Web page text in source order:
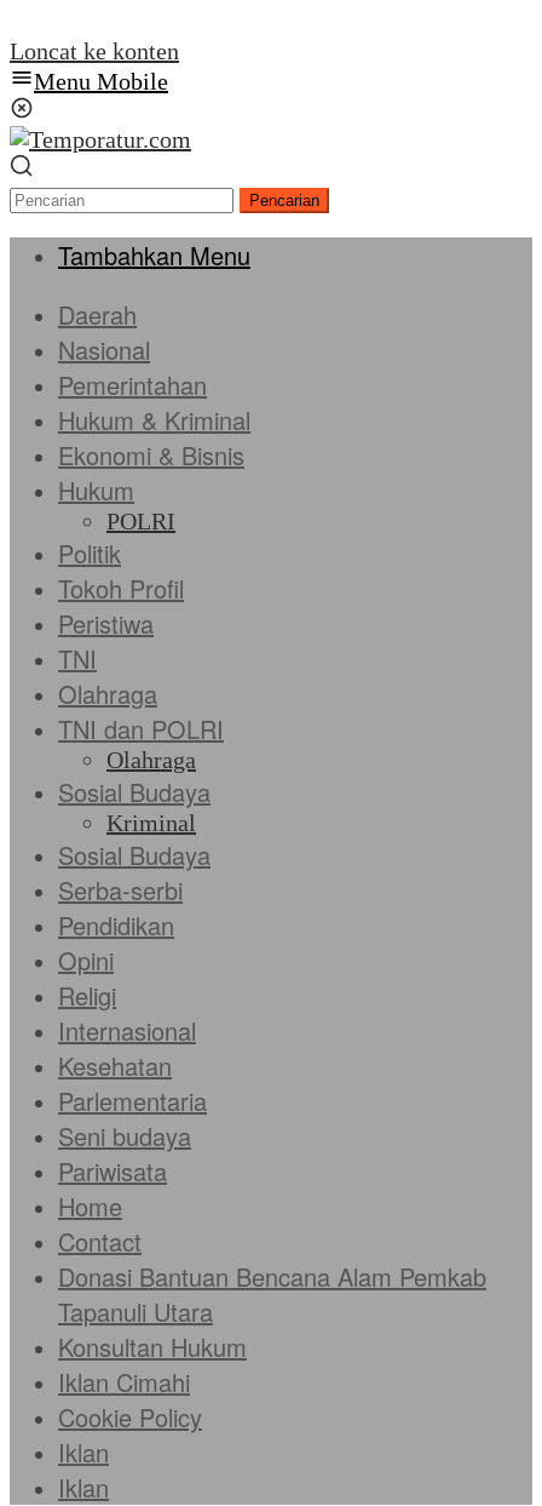
Loncat ke konten
Menu Mobile
Pencarian
Tambahkan Menu
Daerah
Nasional
Pemerintahan
Hukum & Kriminal
Ekonomi & Bisnis
Hukum
POLRI
Politik
Tokoh Profil
Peristiwa
TNI
Olahraga
TNI dan POLRI
Olahraga
Sosial Budaya
Kriminal
Sosial Budaya
Serba-serbi
Pendidikan
Opini
Religi
Internasional
Kesehatan
Parlementaria
Seni budaya
Pariwisata
Home
Contact
Donasi Bantuan Bencana Alam Pemkab
Tapanuli Utara
Konsultan Hukum
Iklan Cimahi
Cookie Policy
Iklan
Iklan